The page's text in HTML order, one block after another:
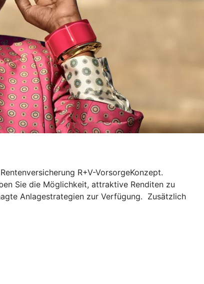
R+V-VorsorgeKonzept.
Sie die Möglichkeit, attraktive Renditen zu
Anlagestrategien zur Verfügung. Zusätzlich